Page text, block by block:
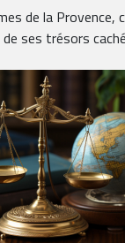
de la Provence,
ses trésors